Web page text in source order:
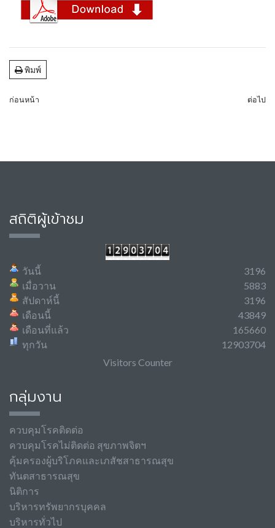
พิมพ์
ก่อนหน้า ต่อไป
สถิติผู้เข้าชม
วันนี้
เมื่อวาน
สัปดาห์นี้
เดือนนี้
เดือนที่แล้ว
ทุกวัน
3196
5883
3196
43849
165660
12903704
Visitors Counter
กลุ่มงาน
ควบคุมโรคติดต่อ
ควบคุมโรคไม่ติดต่อ สุขภาพจิตฯ
คุ้มครองผู้บริโภคและเภสัชสาธารณสุข
ทันตสาธารณสุข
นิติการ
บริหารทรัพยากรบุคคล
บริหารทั่วไป